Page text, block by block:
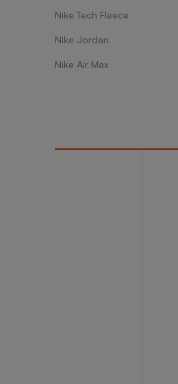
Nike Tech Fleece
Nike Jordan
Nike Air Max